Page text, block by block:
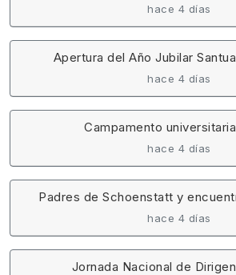
hace 4 días
Apertura del Año Jubilar
hace 4 días
Campamento
hace 4 días
Padres de Schoenstatt y
hace 4 días
Jornada Nacional de